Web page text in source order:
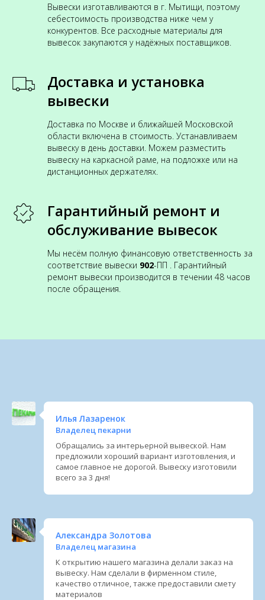
Вывески изготавливаются в г. Мытищи, поэтому
себестоимость производства ниже чем у
конкурентов. Все расходные материалы для
вывесок закупаются у надёжных поставщиков.
Доставка и установка
вывески
Доставка по Москве и ближайшей Московской
области включена в стоимость. Устанавливаем
вывеску в день доставки. Можем разместить
вывеску на каркасной раме, на подложке или на
дистанционных держателях.
Гарантийный ремонт и
обслуживание вывесок
Мы несём полную финансовую ответственность за
соответствие вывески 902-ПП . Гарантийный
ремонт вывески производится в течении 48 часов
после обращения.
Илья Лазаренок
Владелец пекарни
Обращались за интерьерной вывеской. Нам
предложили хороший вариант изготовления, и
самое главное не дорогой. Вывеску изготовили
всего за 3 дня!
Александра Золотова
Владелец магазина
К открытию нашего магазина делали заказ на
вывеску. Нам сделали в фирменном стиле,
качество отличное, также предоставили смету
материалов